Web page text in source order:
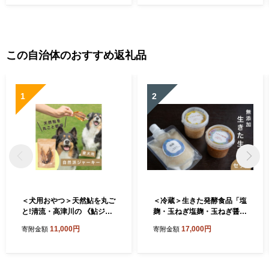
この自治体のおすすめ返礼品
1
＜犬用おやつ＞天然鮎を丸ご
と!清流・高津川の 《鮎ジャ
使用)【1762174】
寄附金額 11,000円
2
＜冷蔵＞生きた発酵食品「塩
麹・玉ねぎ塩麹・玉ねぎ醤油
寄附金額 17,000円